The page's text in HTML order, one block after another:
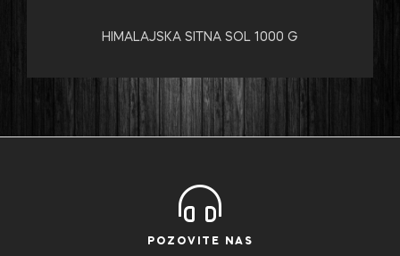
HIMALAJSKA SITNA SOL 1000 G
POZOVITE NAS